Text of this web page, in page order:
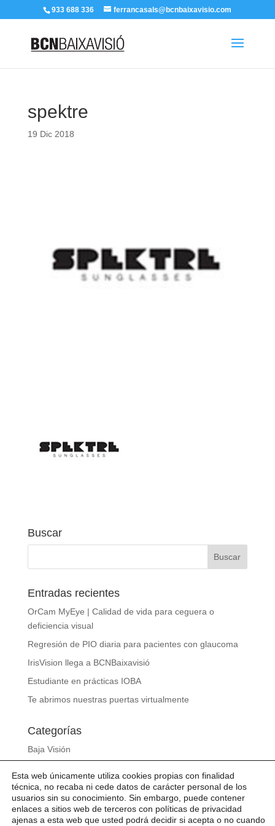
933 688 336 ferrancasals@bcnbaixavisio.com
spektre
19 Dic 2018
Buscar
Entradas recientes
OrCam MyEye | Calidad de vida para ceguera o
deficiencia visual
Regresión de PIO diaria para pacientes con glaucoma
IrisVision llega a BCNBaixavisió
Estudiante en prácticas IOBA
Te abrimos nuestras puertas virtualmente
Categorías
Baja Visión
Noticias
Sin categoría
Slideshow
Esta web únicamente utiliza cookies propias con finalidad
técnica, no recaba ni cede datos de carácter personal de los
usuarios sin su conocimiento. Sin embargo, puede contener
enlaces a sitios web de terceros con políticas de privacidad
ajenas a esta web que usted podrá decidir si acepta o no cuando